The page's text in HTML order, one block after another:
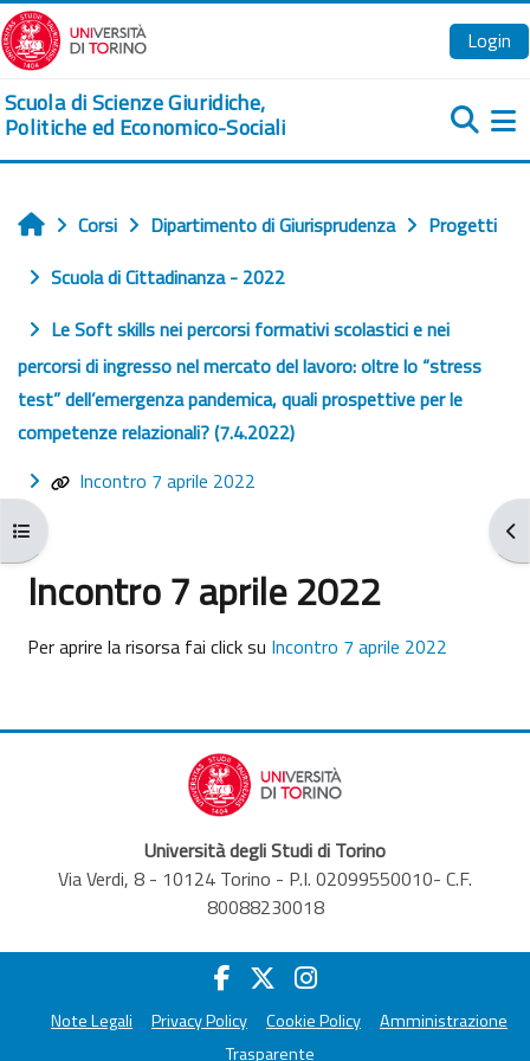
Vai al contenuto principale
Login
Scuola di Scienze Giuridiche,
Politiche ed Economico-Sociali
Apri indice del corso
Home
Corsi Dipartimento di Giurisprudenza
Progetti
Scuola di Cittadinanza - 2022
Le Soft skills nei percorsi formativi scolastici e nei
percorsi di ingresso nel mercato del lavoro: oltre lo “stress
test” dell’emergenza pandemica, quali prospettive per le
competenze relazionali? (7.4.2022)
Incontro 7 aprile 2022
Incontro 7 aprile 2022
Aggregazione dei criteri
Per aprire la risorsa fai click su Incontro 7 aprile 2022
Università degli Studi di Torino
Via Verdi, 8 - 10124 Torino - P.I. 02099550010- C.F.
80088230018
Note Legali Privacy Policy Cookie Policy
Amministrazione
Trasparente